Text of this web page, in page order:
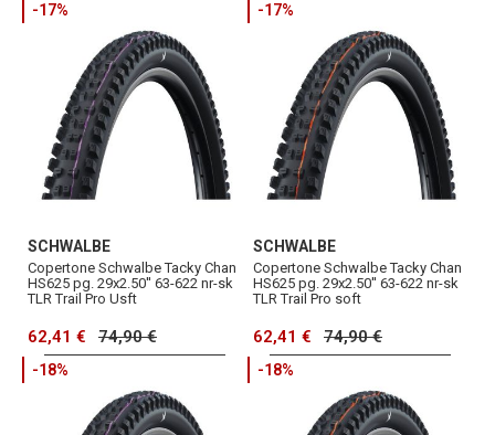
-17%
SCHWALBE
Copertone Schwalbe Tacky Chan
HS625 pg. 29x2.50'' 63-622 nr-sk
TLR Trail Pro Usft
62,41 € 74,90 €
-17%
SCHWALBE
Copertone Schwalbe Tacky Chan
HS625 pg. 29x2.50'' 63-622 nr-sk
TLR Trail Pro soft
62,41 € 74,90 €
-18% -18%